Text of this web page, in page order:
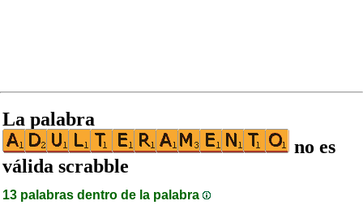
La palabra
no es
válida scrabble
13 palabras dentro de la palabra